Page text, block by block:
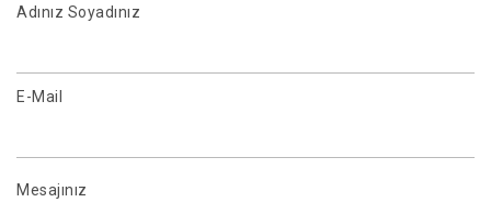
Adınız Soyadınız
E-Mail
Mesajınız